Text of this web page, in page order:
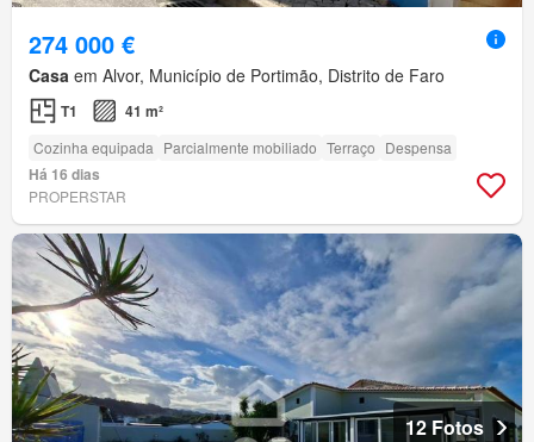
274 000 €
Casa em Alvor, Município de Portimão, Distrito de Faro
T1 41 m²
Cozinha equipada Parcialmente mobiliado Terraço Despensa
Há 16 dias
PROPERSTAR
12 Fotos